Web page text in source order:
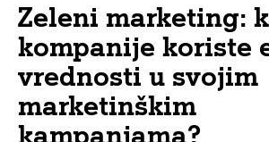
Zeleni marketing:
kompanije koriste
vrednosti u svojim
marketinškim
kampanjama?